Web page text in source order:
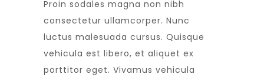
Proin sodales magna non nibh
consectetur ullamcorper. Nunc
luctus malesuada cursus. Quisque
vehicula est libero, et aliquet ex
porttitor eget. Vivamus vehicula